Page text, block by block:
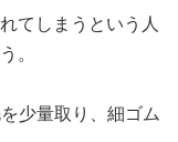
てしまうという人
。
少量取り、細ゴム